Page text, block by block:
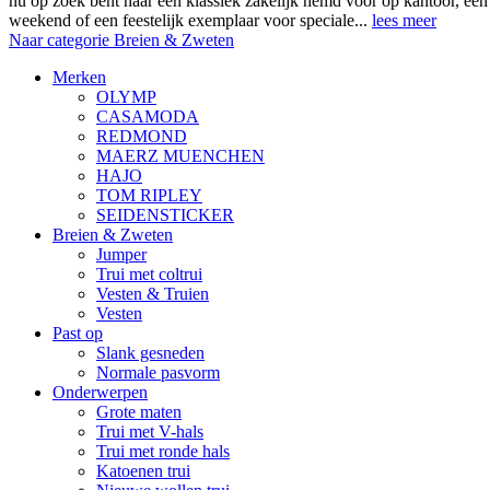
weekend of een feestelijk exemplaar voor speciale... lees meer
Naar categorie Breien & Zweten
Merken
OLYMP
CASAMODA
REDMOND
MAERZ MUENCHEN
HAJO
TOM RIPLEY
SEIDENSTICKER
Breien & Zweten
Jumper
Trui met coltrui
Vesten & Truien
Vesten
Past op
Slank gesneden
Normale pasvorm
Onderwerpen
Grote maten
Trui met V-hals
Trui met ronde hals
Katoenen trui